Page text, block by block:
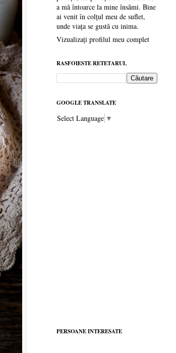
a mă întoarce la mine însămi. Bine
ai venit în colțul meu de suflet,
unde viața se gustă cu inima.
Vizualizați profilul meu complet
RASFOIESTE RETETARUL
GOOGLE TRANSLATE
Select Language ▼
PERSOANE INTERESATE